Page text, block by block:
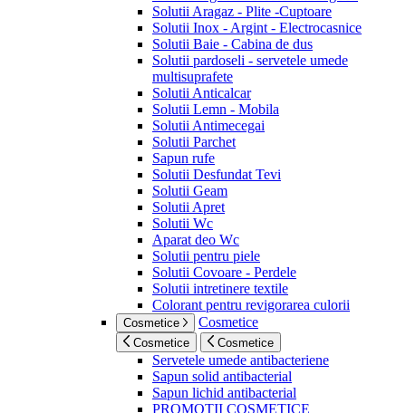
Solutii Aragaz - Plite -Cuptoare
Solutii Inox - Argint - Electrocasnice
Solutii Baie - Cabina de dus
Solutii pardoseli - servetele umede
multisuprafete
Solutii Anticalcar
Solutii Lemn - Mobila
Solutii Antimecegai
Solutii Parchet
Sapun rufe
Solutii Desfundat Tevi
Solutii Geam
Solutii Apret
Solutii Wc
Aparat deo Wc
Solutii pentru piele
Solutii Covoare - Perdele
Solutii intretinere textile
Colorant pentru revigorarea culorii
Cosmetice Cosmetice
Cosmetice Cosmetice
Servetele umede antibacteriene
Sapun solid antibacterial
Sapun lichid antibacterial
PROMOTII COSMETICE